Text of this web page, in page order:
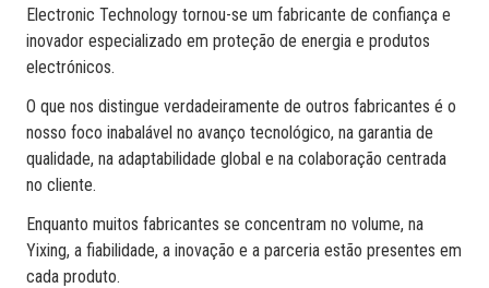
Electronic Technology tornou-se um fabricante de confiança e
inovador especializado em proteção de energia e produtos
electrónicos.
O que nos distingue verdadeiramente de outros fabricantes é o
nosso foco inabalável no avanço tecnológico, na garantia de
qualidade, na adaptabilidade global e na colaboração centrada
no cliente.
Enquanto muitos fabricantes se concentram no volume, na
Yixing, a fiabilidade, a inovação e a parceria estão presentes em
cada produto.